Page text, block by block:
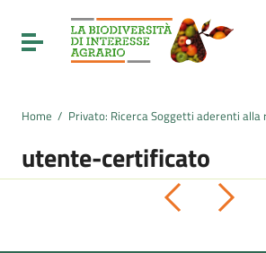
Vai al menu di navigazione
Vai al footer
Toggle navigation
Home / Privato: Ricerca Soggetti aderenti alla
utente-certificato
Pagina precedente
Pagina